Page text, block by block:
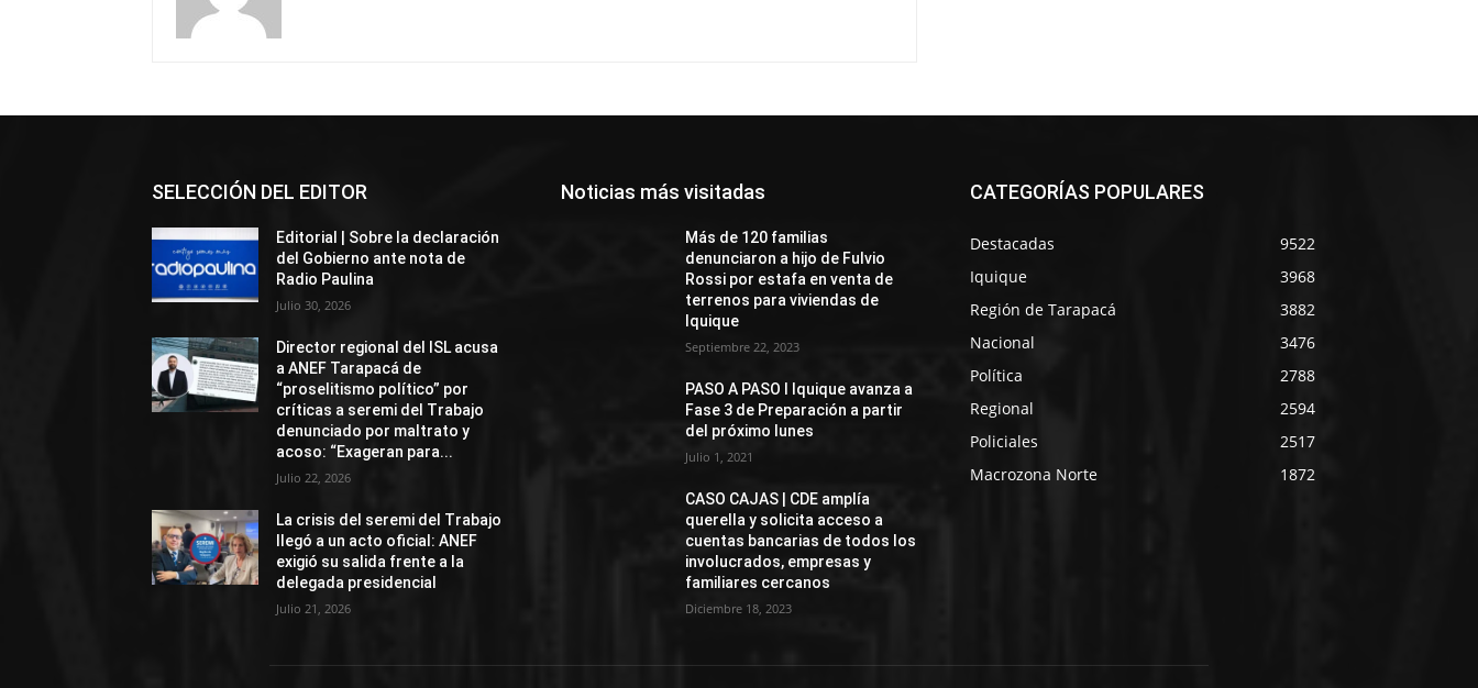
SELECCIÓN DEL EDITOR
Editorial | Sobre la declaración
del Gobierno ante nota de
Radio Paulina
Julio 30, 2026
Director regional del ISL acusa
a ANEF Tarapacá de
“proselitismo político” por
críticas a seremi del Trabajo
denunciado por maltrato y
acoso: “Exageran para...
Julio 22, 2026
La crisis del seremi del Trabajo
llegó a un acto oficial: ANEF
exigió su salida frente a la
delegada presidencial
Julio 21, 2026
Noticias más visitadas
Más de 120 familias
denunciaron a hijo de Fulvio
Rossi por estafa en venta de
terrenos para viviendas de
Iquique
Septiembre 22, 2023
PASO A PASO I Iquique avanza a
Fase 3 de Preparación a partir
del próximo lunes
Julio 1, 2021
CASO CAJAS | CDE amplía
querella y solicita acceso a
cuentas bancarias de todos los
involucrados, empresas y
familiares cercanos
Diciembre 18, 2023
CATEGORÍAS POPULARES
Destacadas
9522
Iquique
3968
Región de Tarapacá
3882
Nacional
3476
Política
2788
Regional
2594
Policiales
2517
Macrozona Norte
1872